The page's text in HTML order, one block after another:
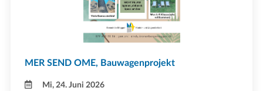
MER SEND OME, Bauwagenprojekt
Mi, 24. Juni 2026